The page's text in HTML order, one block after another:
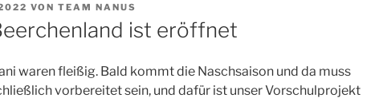
VON TEAM NANUS
ist eröffnet
waren fleißig. Bald kommt die Naschsaison und da muss
vorbereitet sein, und dafür ist unser Vorschulprojekt